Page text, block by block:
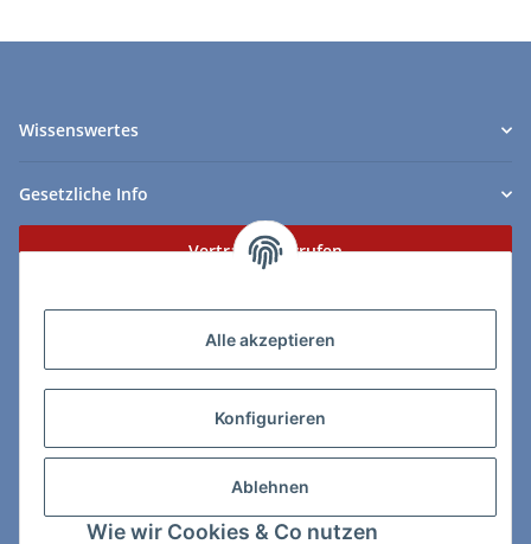
Alle akzeptieren
Konfigurieren
Ablehnen
Wie wir Cookies & Co nutzen
Wissenswertes
Gesetzliche Info
Vertrag widerrufen
ChessWare Schachversand